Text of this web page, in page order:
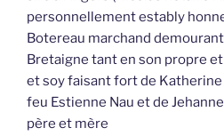
personnellement estably
Botereau marchand
Bretaigne tant en son propre
et soy faisant fort de
feu Estienne Nau et de
père et mère